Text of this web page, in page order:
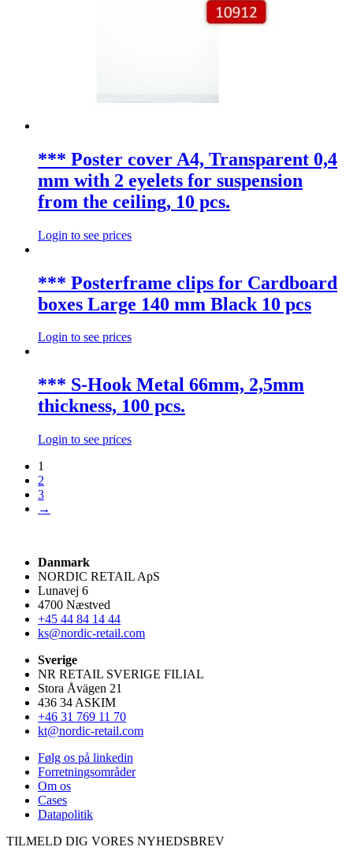
*** Poster cover A4, Transparent 0,4
mm with 2 eyelets for suspension
from the ceiling, 10 pcs.
Login to see prices
*** Posterframe clips for Cardboard
boxes Large 140 mm Black 10 pcs
Login to see prices
*** S-Hook Metal 66mm, 2,5mm
thickness, 100 pcs.
Login to see prices
1
2
3
→
Danmark
NORDIC RETAIL ApS
Lunavej 6
4700 Næstved
+45 44 84 14 44
ks@nordic-retail.com
Sverige
NR RETAIL SVERIGE FILIAL
Stora Åvägen 21
436 34 ASKIM
+46 31 769 11 70
kt@nordic-retail.com
Følg os på linkedin
Forretningsområder
Om os
Cases
Datapolitik
TILMELD DIG VORES NYHEDSBREV